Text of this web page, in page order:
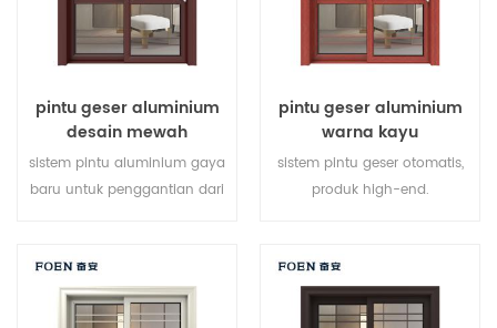
pintu geser aluminium
desain mewah
sistem pintu aluminium gaya
baru untuk penggantian dari
pintu geser aluminium
warna kayu
sistem pintu geser otomatis,
produk high-end.